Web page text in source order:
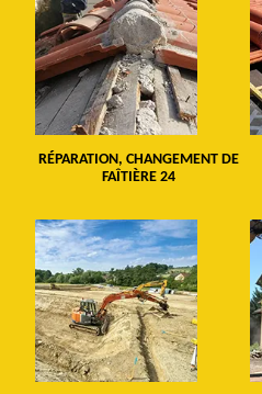
RÉPARATION, CHANGEMENT DE
FAÎTIÈRE 24